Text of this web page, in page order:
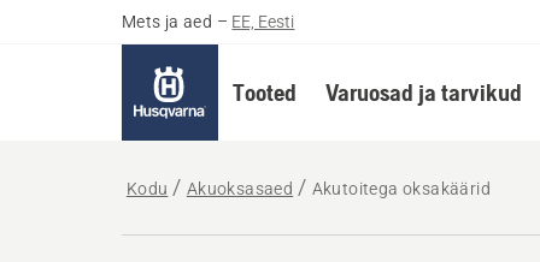
Mets ja aed – EE, Eesti
Tooted Varuosad ja tarvikud
Kodu Akuoksasaed Akutoitega oksakäärid